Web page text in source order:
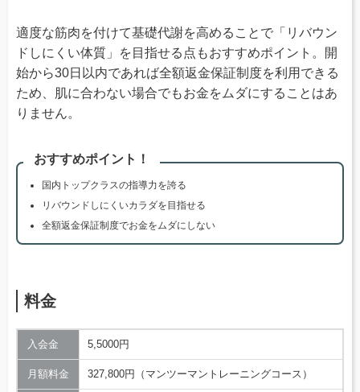
適度な筋肉を付けて基礎代謝を高めることで「リバウン
ドしにくい体質」を目指せる点もおすすめポイント。開
始から30日以内であれば全額返金保証制度を利用できる
ため、肌に合わない場合でもお金をムダにすることはあ
りません。
おすすめポイント！
国内トップクラスの指導力を誇る
リバウンドしにくいカラダを目指せる
全額返金保証制度でお金をムダにしない
料金
入会金 5,5000円
月額料金 327,800円（マンツーマントレーニングコース）